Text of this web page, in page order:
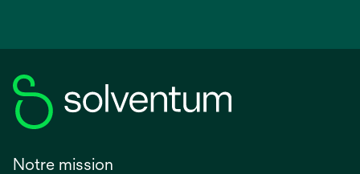
Notre mission